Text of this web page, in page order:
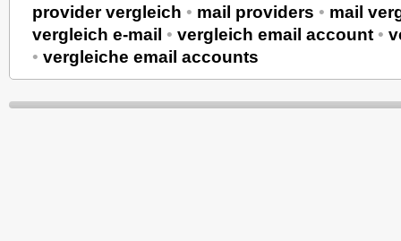
provider vergleich • mail providers • mail
vergleich e-mail • vergleich email account •
• vergleiche email accounts